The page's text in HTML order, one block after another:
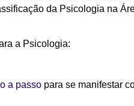
da Psicologia na
a Psicologia:
a passo para se manifestar